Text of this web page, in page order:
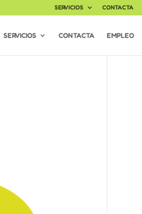
SERVICIOS CONTACTA
SERVICIOS CONTACTA EMPLEO